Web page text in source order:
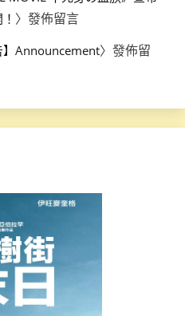
〉發佈留言
】Announcement〉發佈留